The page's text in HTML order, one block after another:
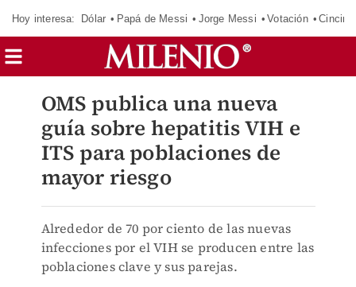
Hoy interesa: Dólar Papá de Messi Jorge Messi Votación
OMS publica una nueva
guía sobre hepatitis VIH e
ITS para poblaciones de
mayor riesgo
Alrededor de 70 por ciento de las nuevas
infecciones por el VIH se producen entre las
poblaciones clave y sus parejas.